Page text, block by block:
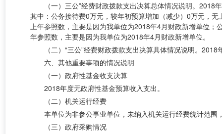
（一）三公”经费财政拨款支出决算总体情况说明。2018
其中：公务接待费0万元，较年初预算增加（减少）0万元，
上年参照数，主要是因为我单位为2018年4月财政新增单位
年参照数，主要是因为我单位为2018年4月财政新增单位。
（二） “三公”经费财政拨款支出决算具体情况说明。
六、其他重要事项的情况说明
（一）政府性基金收支决算
2018年度无政府性基金预算收入支出。
（二）机关运行经费
本单位为非参公事业单位，未纳入机关运行经费统计范围
（三）政府采购情况